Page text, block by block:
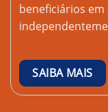
beneficiários
SAIBA MAIS